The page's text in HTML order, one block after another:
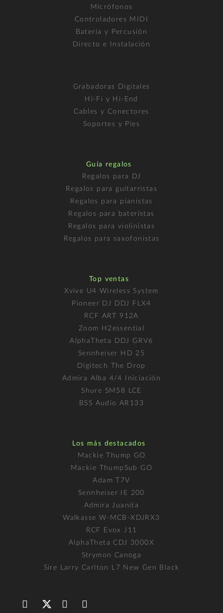
Micrófonos
Controladores MIDI
Batería y Percusión
Directo e Instalación
Grabadoras Digitales
Hi-Fi y Hi-End
Cables y Conectores
Soportes y Pies
Guía regalos
Regalos para DJ
Regalos para guitarristas
Regalos para pianistas
Regalos para bateristas
Regalos para violinistas
Regalos para saxofonistas
Top ventas
Xvive U4 Wireless System
Pioneer DJ DDJ FLX4
RCF ART 912A
Zoom H2essential
AlphaTheta DDJ GRV6
Sennheiser HD 25
Digitech The Drop
Admira Alba 4/4 Iniciación
Shure SM58 LCE
BSS Audio AR133
Los más destacados
Mackie Thump GO
Mackie ThumpSub GO
Adam T7V
Sennheiser IE 200
Admira Juanita
Walkasse W-MCB-XDJRX3
RCF Evox J11
AlphaTheta CDJ 3000X
Strymon Canoga
Sire Larry Carlton L7 New Gen Black